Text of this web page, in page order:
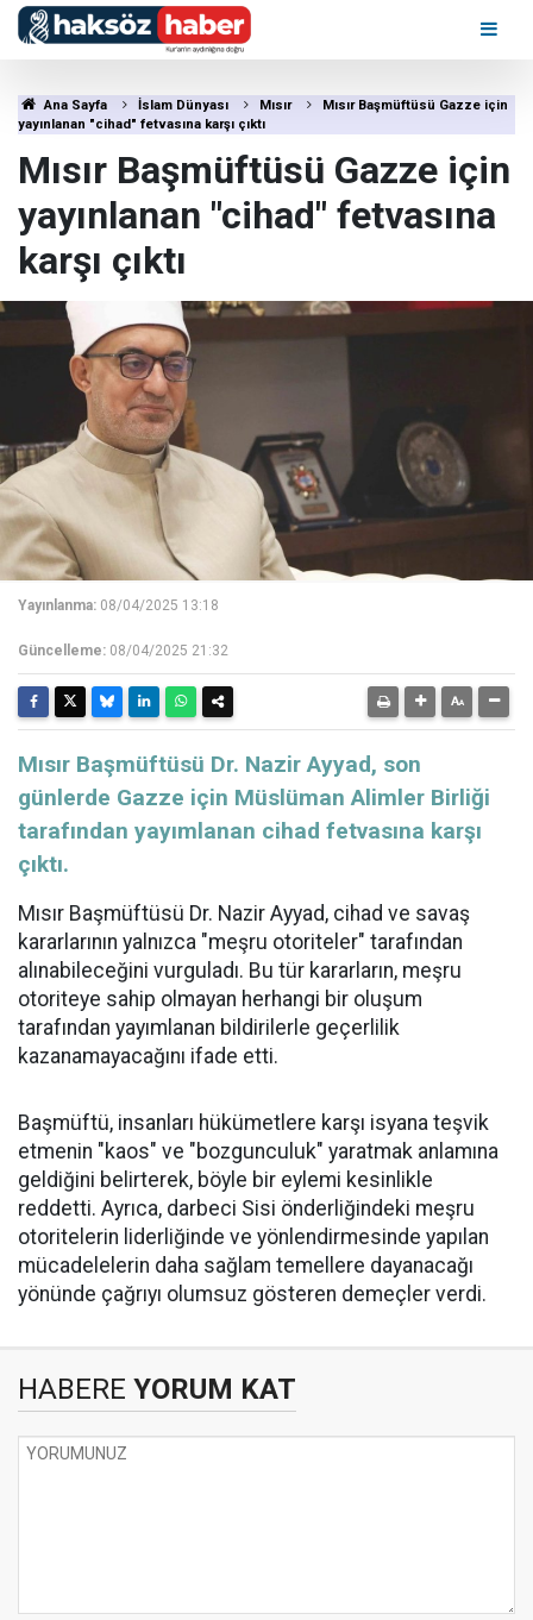
Ana Sayfa İslam Dünyası Mısır
Mısır Başmüftüsü Gazze için
yayınlanan "cihad" fetvasına karşı çıktı
Mısır Başmüftüsü Gazze için
yayınlanan "cihad" fetvasına
karşı çıktı
Yayınlanma: 08/04/2025 13:18
Güncelleme: 08/04/2025 21:32
Mısır Başmüftüsü Dr. Nazir Ayyad, son
günlerde Gazze için Müslüman Alimler Birliği
tarafından yayımlanan cihad fetvasına karşı
çıktı.
Mısır Başmüftüsü Dr. Nazir Ayyad, cihad ve savaş
kararlarının yalnızca "meşru otoriteler" tarafından
alınabileceğini vurguladı. Bu tür kararların, meşru
otoriteye sahip olmayan herhangi bir oluşum
tarafından yayımlanan bildirilerle geçerlilik
kazanamayacağını ifade etti.
Başmüftü, insanları hükümetlere karşı isyana teşvik
etmenin "kaos" ve "bozgunculuk" yaratmak anlamına
geldiğini belirterek, böyle bir eylemi kesinlikle
reddetti. Ayrıca, darbeci Sisi önderliğindeki meşru
otoritelerin liderliğinde ve yönlendirmesinde yapılan
mücadelelerin daha sağlam temellere dayanacağı
yönünde çağrıyı olumsuz gösteren demeçler verdi.
HABERE YORUM KAT